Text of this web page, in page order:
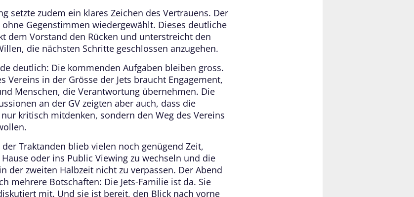
setzte zudem ein klares Zeichen des Vertrauens. Der
Gegenstimmen wiedergewählt. Dieses deutliche
dem Vorstand den Rücken und unterstreicht den
die nächsten Schritte geschlossen anzugehen.
deutlich: Die kommenden Aufgaben bleiben gross.
Vereins in der Grösse der Jets braucht Engagement,
Menschen, die Verantwortung übernehmen. Die
an der GV zeigten aber auch, dass die
kritisch mitdenken, sondern den Weg des Vereins
Traktanden blieb vielen noch genügend Zeit,
oder ins Public Viewing zu wechseln und die
der zweiten Halbzeit nicht zu verpassen. Der Abend
mehrere Botschaften: Die Jets-Familie ist da. Sie
mit. Und sie ist bereit, den Blick nach vorne